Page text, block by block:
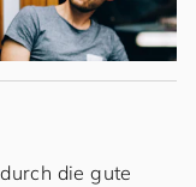
die gute